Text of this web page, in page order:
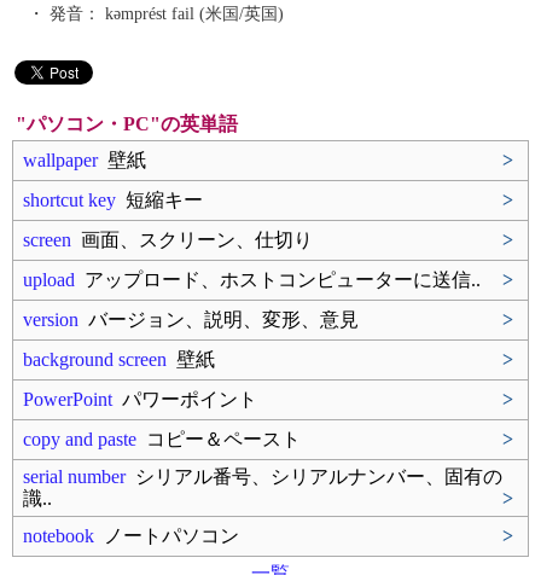
・ 発音： kəmprést fail (米国/英国)
"パソコン・PC"の英単語
wallpaper壁紙
>
shortcut key 短縮キー
>
screen 画面、スクリーン、仕切り
>
upload アップロード、ホストコンピューターに送信..
>
version バージョン、説明、変形、意見
>
background screen 壁紙
>
PowerPoint パワーポイント
>
copy and paste コピー＆ペースト
>
serial numberシリアル番号、シリアルナンバー、固有の
識..
>
notebook ノートパソコン
>